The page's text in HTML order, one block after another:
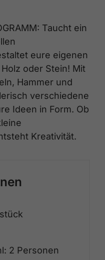
Taucht ein
eure eigenen
oder Stein! Mit
Hammer und
verschiedene
Ideen in Form. Ob
Kreativität.
2 Personen